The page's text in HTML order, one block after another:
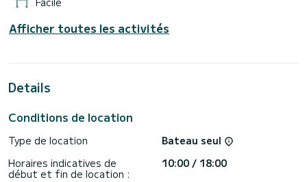
Afficher toutes les activités
Details
Conditions de location
Type de location
Bateau seul
Horaires indicatives de
début et fin de location :
10:00 / 18:00